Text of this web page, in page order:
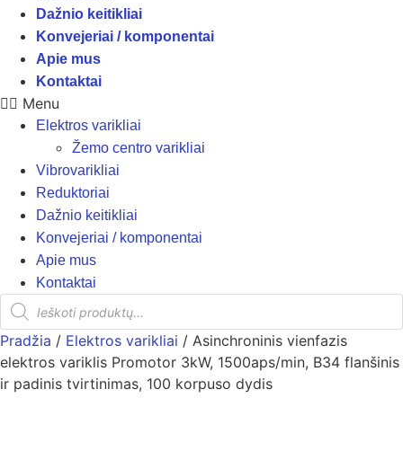
Dažnio keitikliai
Konvejeriai / komponentai
Apie mus
Kontaktai
Menu
Elektros varikliai
Žemo centro varikliai
Vibrovarikliai
Reduktoriai
Dažnio keitikliai
Konvejeriai / komponentai
Apie mus
Kontaktai
Products
search
Pradžia / Elektros varikliai / Asinchroninis vienfazis
elektros variklis Promotor 3kW, 1500aps/min, B34 flanšinis
ir padinis tvirtinimas, 100 korpuso dydis